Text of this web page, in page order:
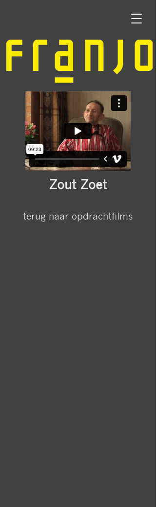
Zout Zoet
terug naar opdrachtfilms